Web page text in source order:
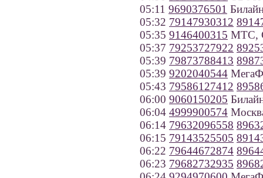
05:11 9690376501
05:32 79147930312
05:35 9146400315 МТС,
05:37 79253727922
05:39 79873788413
05:39 9202040544
05:43 79586127412
06:00 9060150205
06:04 4999900574
06:14 79632096558
06:15 79143525505
06:22 79644672874
06:23 79682732935